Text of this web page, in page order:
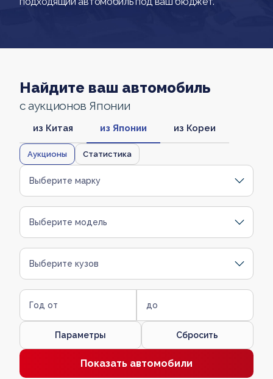
Найдите ваш автомобиль
с аукционов Японии
из Китая из Японии из Кореи
Аукционы Статистика
Выберите марку
Выберите модель
Выберите кузов
Год от до
Параметры Сбросить
Показать автомобили